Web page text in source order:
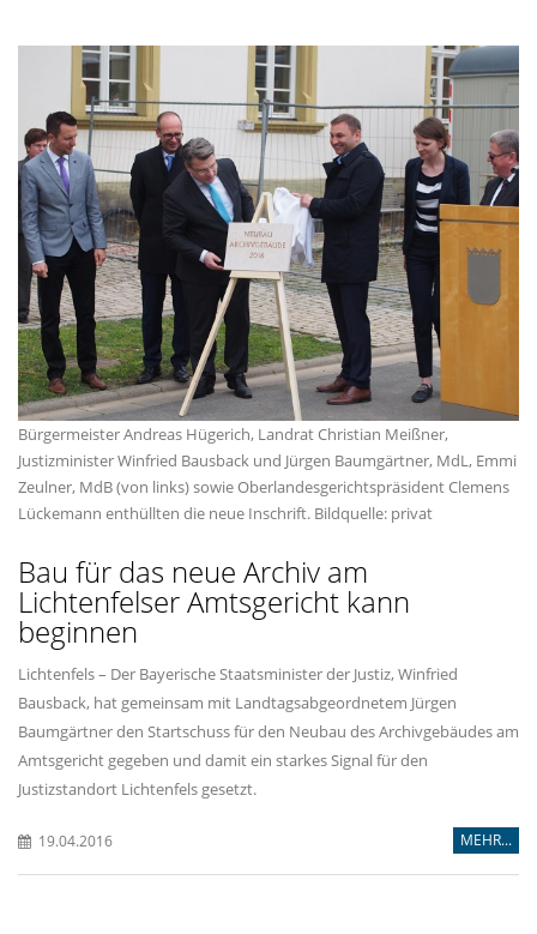
Bürgermeister Andreas Hügerich, Landrat Christian Meißner,
Justizminister Winfried Bausback und Jürgen Baumgärtner, MdL, Emmi
Zeulner, MdB (von links) sowie Oberlandesgerichtspräsident Clemens
Lückemann enthüllten die neue Inschrift. Bildquelle: privat
Bau für das neue Archiv am
Lichtenfelser Amtsgericht kann
beginnen
Lichtenfels – Der Bayerische Staatsminister der Justiz, Winfried
Bausback, hat gemeinsam mit Landtagsabgeordnetem Jürgen
Baumgärtner den Startschuss für den Neubau des Archivgebäudes am
Amtsgericht gegeben und damit ein starkes Signal für den
Justizstandort Lichtenfels gesetzt.
19.04.2016 MEHR...